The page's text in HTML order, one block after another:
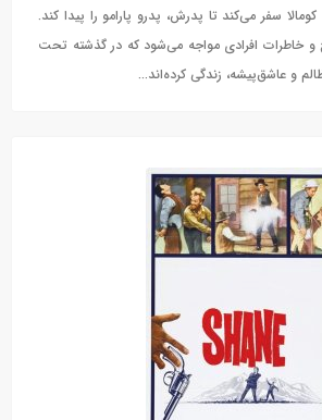
سفر می‌کند تا پدرش، پدرو پارامو را پیدا کند.
و خاطرات افرادی مواجه می‌شود که در گذشته تحت
و عاشق‌پیشه، زندگی کرده‌اند...